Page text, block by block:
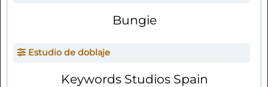
Bungie
Estudio de doblaje
Keywords Studios Spain